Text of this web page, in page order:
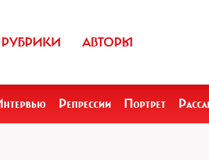
РУБРИКИ АВТОРЫ
Репрессии Портрет